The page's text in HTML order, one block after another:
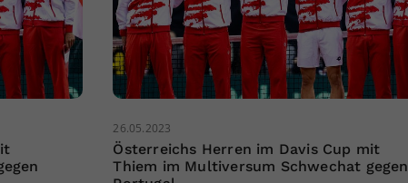
26.05.2023
Österreichs Herren im Davis Cup mit
Thiem im Multiversum Schwechat gegen